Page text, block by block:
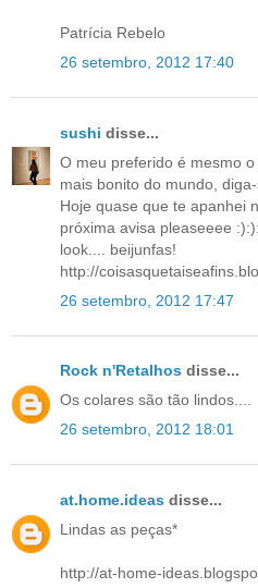
Patrícia Rebelo
26 setembro, 2012 17:40
sushi disse...
O meu preferido é mesmo
mais bonito do mundo,
Hoje quase que te apanhei
próxima avisa pleaseeee
look.... beijunfas!
http://
26 setembro, 2012 17:47
Rock n'Retalhos disse...
Os colares são tão lindos....
26 setembro, 2012 18:01
at.home.ideas disse...
Lindas as peças*
http://at-home-